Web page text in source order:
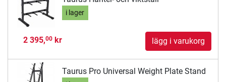
i lager
2 395,00kr lägg i varukorg
Taurus Pro Universal Weight Plate Stand